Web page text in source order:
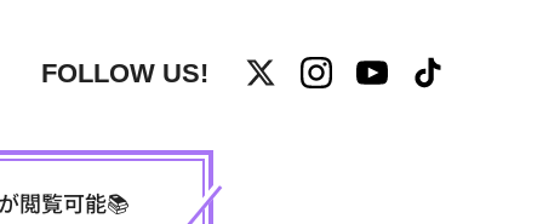
FOLLOW US!
閲覧可能📚